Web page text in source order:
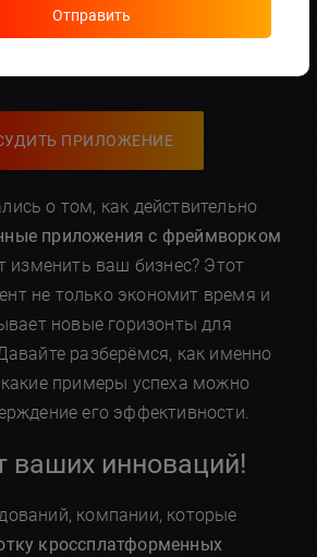
бизнес?
ПРИЛОЖЕНИЕ
о том, как действительно
приложения с фреймворком
изменить ваш бизнес? Этот
не только экономит время и
новые горизонты для
разберёмся, как именно
какие примеры успеха можно
его эффективности.
ваших инноваций!
компании, которые
кроссплатформенных
Отправить